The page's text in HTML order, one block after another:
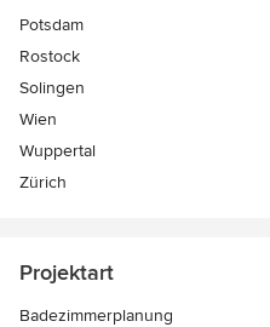
Potsdam
Rostock
Solingen
Wien
Wuppertal
Zürich
Projektart
Badezimmerplanung